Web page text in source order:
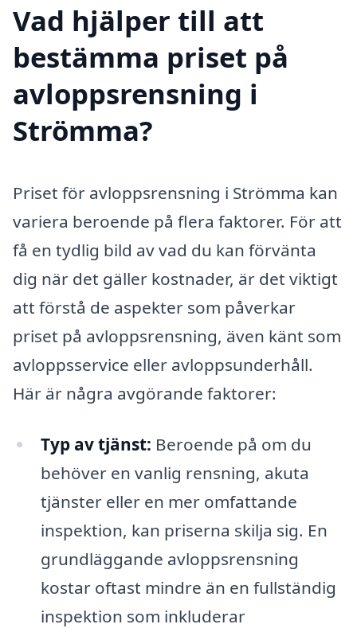
Vad hjälper till att
bestämma priset på
avloppsrensning i
Strömma?
Priset för avloppsrensning i Strömma kan
variera beroende på flera faktorer. För att
få en tydlig bild av vad du kan förvänta
dig när det gäller kostnader, är det viktigt
att förstå de aspekter som påverkar
priset på avloppsrensning, även känt som
avloppsservice eller avloppsunderhåll.
Här är några avgörande faktorer:
Typ av tjänst: Beroende på om du
behöver en vanlig rensning, akuta
tjänster eller en mer omfattande
inspektion, kan priserna skilja sig. En
grundläggande avloppsrensning
kostar oftast mindre än en fullständig
inspektion som inkluderar